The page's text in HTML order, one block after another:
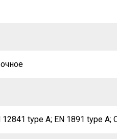
12841 type A; EN 1891 type A;